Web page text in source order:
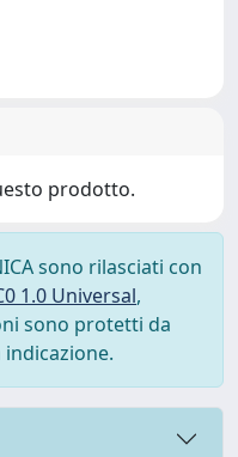
prodotto.
sono rilasciati con
1.0 Universal,
sono protetti da